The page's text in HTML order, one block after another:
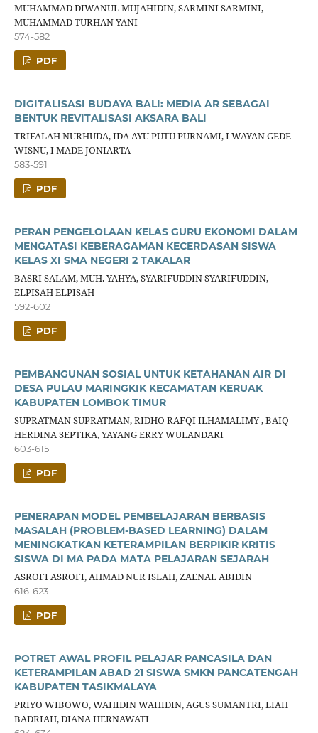
MUHAMMAD DIWANUL MUJAHIDIN, SARMINI SARMINI,
MUHAMMAD TURHAN YANI
574-582
PDF
DIGITALISASI BUDAYA BALI: MEDIA AR SEBAGAI
BENTUK REVITALISASI AKSARA BALI
TRIFALAH NURHUDA, IDA AYU PUTU PURNAMI, I WAYAN GEDE
WISNU, I MADE JONIARTA
583-591
PDF
PERAN PENGELOLAAN KELAS GURU EKONOMI DALAM
MENGATASI KEBERAGAMAN KECERDASAN SISWA
KELAS XI SMA NEGERI 2 TAKALAR
BASRI SALAM, MUH. YAHYA, SYARIFUDDIN SYARIFUDDIN,
ELPISAH ELPISAH
592-602
PDF
PEMBANGUNAN SOSIAL UNTUK KETAHANAN AIR DI
DESA PULAU MARINGKIK KECAMATAN KERUAK
KABUPATEN LOMBOK TIMUR
SUPRATMAN SUPRATMAN, RIDHO RAFQI ILHAMALIMY , BAIQ
HERDINA SEPTIKA, YAYANG ERRY WULANDARI
603-615
PDF
PENERAPAN MODEL PEMBELAJARAN BERBASIS
MASALAH (PROBLEM-BASED LEARNING) DALAM
MENINGKATKAN KETERAMPILAN BERPIKIR KRITIS
SISWA DI MA PADA MATA PELAJARAN SEJARAH
ASROFI ASROFI, AHMAD NUR ISLAH, ZAENAL ABIDIN
616-623
PDF
POTRET AWAL PROFIL PELAJAR PANCASILA DAN
KETERAMPILAN ABAD 21 SISWA SMKN PANCATENGAH
KABUPATEN TASIKMALAYA
PRIYO WIBOWO, WAHIDIN WAHIDIN, AGUS SUMANTRI, LIAH
BADRIAH, DIANA HERNAWATI